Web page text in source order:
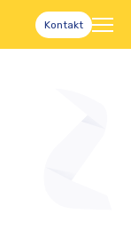
Kontakt